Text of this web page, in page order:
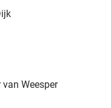
Weesper